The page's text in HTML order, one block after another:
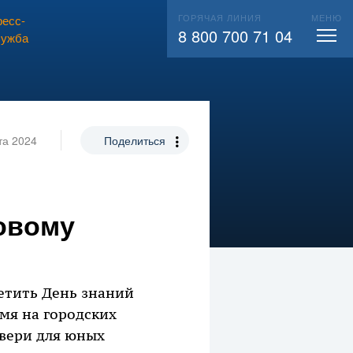
104 ВЫЗВАТЬ СЛЕСАРЯ
ГОРЯЧАЯ ЛИНИЯ
8 800 700 71 04
МЕНЮ
2024 Поделиться
День знаний
на городских
для юных